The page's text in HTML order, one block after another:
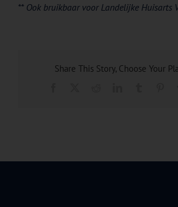
** Ook bruikbaar voor Landelijke Huisarts
Share This Story, Choose Your